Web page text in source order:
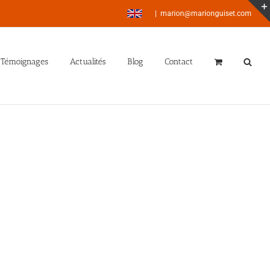
marion@marionguiset.com
Témoignages Actualités Blog Contact